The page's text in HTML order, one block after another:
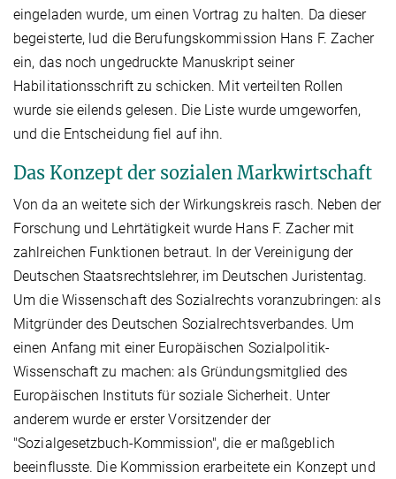
eingeladen wurde, um einen Vortrag zu halten. Da dieser
begeisterte, lud die Berufungskommission Hans F. Zacher
ein, das noch ungedruckte Manuskript seiner
Habilitationsschrift zu schicken. Mit verteilten Rollen
wurde sie eilends gelesen. Die Liste wurde umgeworfen,
und die Entscheidung fiel auf ihn.
Das Konzept der sozialen Markwirtschaft
Von da an weitete sich der Wirkungskreis rasch. Neben der
Forschung und Lehrtätigkeit wurde Hans F. Zacher mit
zahlreichen Funktionen betraut. In der Vereinigung der
Deutschen Staatsrechtslehrer, im Deutschen Juristentag.
Um die Wissenschaft des Sozialrechts voranzubringen: als
Mitgründer des Deutschen Sozialrechtsverbandes. Um
einen Anfang mit einer Europäischen Sozialpolitik-
Wissenschaft zu machen: als Gründungsmitglied des
Europäischen Instituts für soziale Sicherheit. Unter
anderem wurde er erster Vorsitzender der
"Sozialgesetzbuch-Kommission", die er maßgeblich
beeinflusste. Die Kommission erarbeitete ein Konzept und